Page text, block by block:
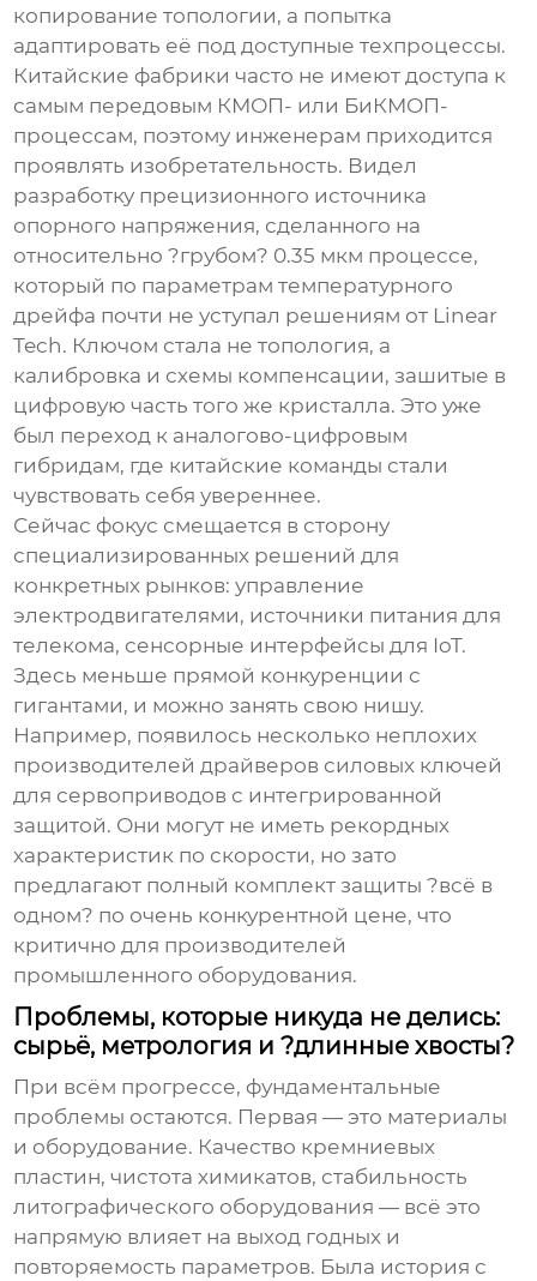
копирование топологии, а попытка
адаптировать её под доступные техпроцессы.
Китайские фабрики часто не имеют доступа к
самым передовым КМОП- или БиКМОП-
процессам, поэтому инженерам приходится
проявлять изобретательность. Видел
разработку прецизионного источника
опорного напряжения, сделанного на
относительно ?грубом? 0.35 мкм процессе,
который по параметрам температурного
дрейфа почти не уступал решениям от Linear
Tech. Ключом стала не топология, а
калибровка и схемы компенсации, зашитые в
цифровую часть того же кристалла. Это уже
был переход к аналогово-цифровым
гибридам, где китайские команды стали
чувствовать себя увереннее.
Сейчас фокус смещается в сторону
специализированных решений для
конкретных рынков: управление
электродвигателями, источники питания для
телекома, сенсорные интерфейсы для IoT.
Здесь меньше прямой конкуренции с
гигантами, и можно занять свою нишу.
Например, появилось несколько неплохих
производителей драйверов силовых ключей
для сервоприводов с интегрированной
защитой. Они могут не иметь рекордных
характеристик по скорости, но зато
предлагают полный комплект защиты ?всё в
одном? по очень конкурентной цене, что
критично для производителей
промышленного оборудования.
Проблемы, которые никуда не делись:
сырьё, метрология и ?длинные хвосты?
При всём прогрессе, фундаментальные
проблемы остаются. Первая — это материалы
и оборудование. Качество кремниевых
пластин, чистота химикатов, стабильность
литографического оборудования — всё это
напрямую влияет на выход годных и
повторяемость параметров. Была история с